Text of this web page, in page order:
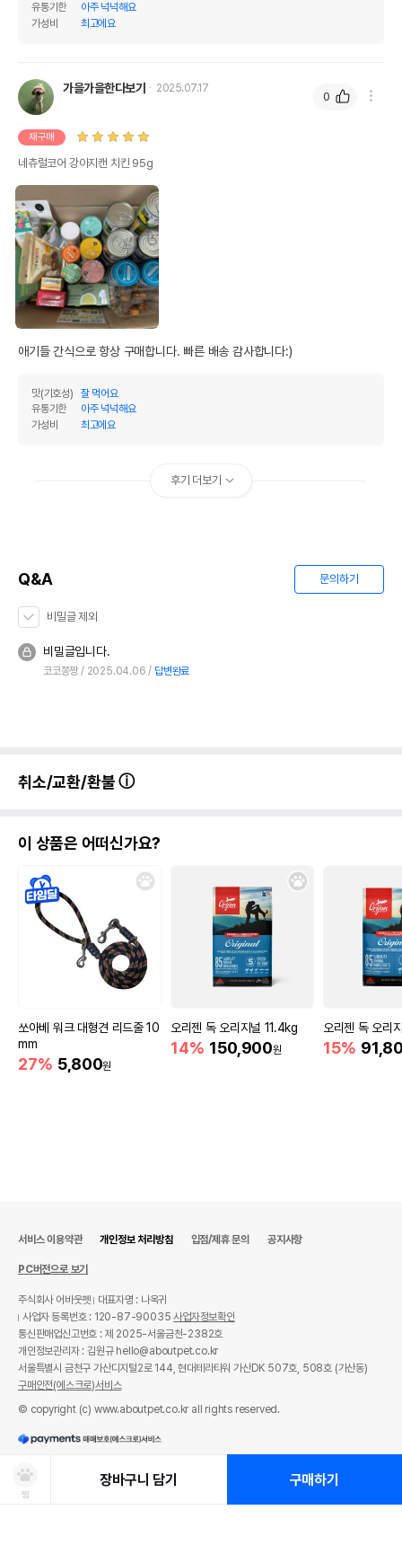
유통기한
아주 넉넉해요
가성비
최고에요
가을가을한다보기 2025.07.17
재구매
네츄럴코어 강아지캔 치킨 95g
애기들 간식으로 항상 구매합니다. 빠른 배송 감사합니다:)
맛(기호성)
잘 먹어요
유통기한
아주 넉넉해요
가성비
최고에요
0
후기 더보기
Q&A 문의하기
비밀글 제외
비밀글입니다.
코코쫑짱 2025.04.06 답변완료
취소/교환/환불
이 상품은 어떠신가요?
쏘아베 워크 대형견 리드줄 10
mm
27% 5,800원
오리젠 독 오리지널 11.4kg
14% 150,900원
오리젠 독 오리
15%
찜
장바구니 담기 구매하기
서비스 이용약관 개인정보 처리방침 입점/제휴 문의 공지사항
PC버전으로 보기
주식회사 어바웃펫
대표자명 : 나옥귀
사업자 등록번호 : 120-87-90035사업자정보확인
통신판매업신고번호 : 제 2025-서울금천-2382호
개인정보관리자 : 김원규 hello@aboutpet.co.kr
서울특별시 금천구 가산디지털2로 144, 현대테라타워 가산DK 507호, 508호 (가산동)
구매안전(에스크로)서비스
© copyright (c) www.aboutpet.co.kr all rights reserved.